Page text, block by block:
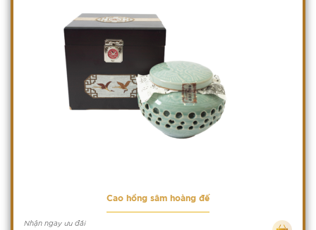
Cao hồng sâm hoàng đế
Nhận ngay ưu đãi